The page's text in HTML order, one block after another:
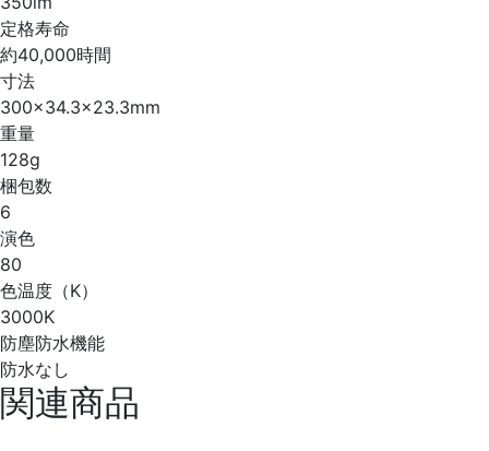
定格寿命
約40,000時間
寸法
300×34.3×23.3mm
重量
128g
梱包数
6
演色
80
色温度（K）
3000K
防塵防水機能
防水なし
関連商品